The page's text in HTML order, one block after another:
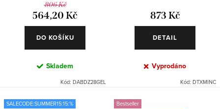
806 Kč
564,20 Kč
DO KOŠÍKU
Skladem
Kód: DABDZ28GEL
873 Kč
DETAIL
Vyprodáno
Kód: DTXMINC
SALECODE:SUMMER15:15:%
Bestseller